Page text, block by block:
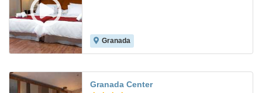
Granada
Granada Center